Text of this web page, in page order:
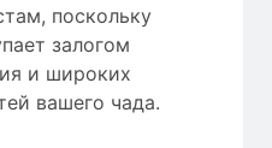
поскольку
залогом
и широких
вашего чада.